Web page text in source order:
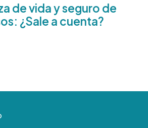
de vida y seguro de
¿Sale a cuenta?